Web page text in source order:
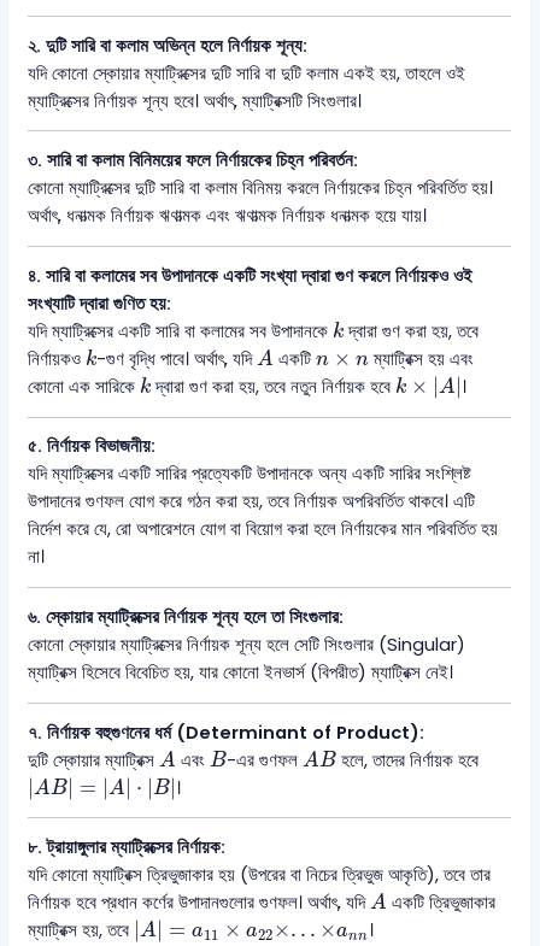
২. দুটি সারি বা কলাম অভিন্ন হলে নির্ণায়ক শূন্য:
যদি কোনো স্কোয়ার ম্যাট্রিক্সের দুটি সারি বা দুটি কলাম একই হয়, তাহলে ওই
ম্যাট্রিক্সের নির্ণায়ক শূন্য হবে। অর্থাৎ, ম্যাট্রিক্সটি সিংগুলার।
৩. সারি বা কলাম বিনিময়ের ফলে নির্ণায়কের চিহ্ন পরিবর্তন:
কোনো ম্যাট্রিক্সের দুটি সারি বা কলাম বিনিময় করলে নির্ণায়কের চিহ্ন পরিবর্তিত হয়।
অর্থাৎ, ধনাত্মক নির্ণায়ক ঋণাত্মক এবং ঋণাত্মক নির্ণায়ক ধনাত্মক হয়ে যায়।
৪. সারি বা কলামের সব উপাদানকে একটি সংখ্যা দ্বারা গুণ করলে নির্ণায়কও ওই
সংখ্যাটি দ্বারা গুণিত হয়:
যদি ম্যাট্রিক্সের একটি সারি বা কলামের সব উপাদানকে k
kদ্বারা গুণ করা হয়, তবে
নির্ণায়কও k
k-গুণ বৃদ্ধি পাবে। অর্থাৎ, যদিA
A একটিn × n
n ×n
ম্যাট্রিক্স হয় এবং
কোনো এক সারিকে k
kদ্বারা গুণ করা হয়, তবে নতুন নির্ণায়ক হবে k × |A|
k×| A | ।
৫. নির্ণায়ক বিভাজনীয়:
যদি ম্যাট্রিক্সের একটি সারির প্রত্যেকটি উপাদানকে অন্য একটি সারির সংশ্লিষ্ট
উপাদানের গুণফল যোগ করে গঠন করা হয়, তবে নির্ণায়ক অপরিবর্তিত থাকবে। এটি
নির্দেশ করে যে, রো অপারেশনে যোগ বা বিয়োগ করা হলে নির্ণায়কের মান পরিবর্তিত হয়
না।
৬. স্কোয়ার ম্যাট্রিক্সের নির্ণায়ক শূন্য হলে তা সিংগুলার:
কোনো স্কোয়ার ম্যাট্রিক্সের নির্ণায়ক শূন্য হলে সেটি সিংগুলার (Singular)
ম্যাট্রিক্স হিসেবে বিবেচিত হয়, যার কোনো ইনভার্স (বিপরীত) ম্যাট্রিক্স নেই।
৭. নির্ণায়ক বহুগুণনের ধর্ম (Determinant of Product):
দুটি স্কোয়ার ম্যাট্রিক্সA
A এবংB
B-এর গুণফলAB
A B হলে, তাদের নির্ণায়ক হবে
|AB| = |A| ⋅ |B|
|A B|= A |⋅ |B | ।
৮. ট্রায়াঙ্গুলার ম্যাট্রিক্সের নির্ণায়ক:
যদি কোনো ম্যাট্রিক্স ত্রিভুজাকার হয় (উপরের বা নিচের ত্রিভুজ আকৃতি), তবে তার
নির্ণায়ক হবে প্রধান কর্ণের উপাদানগুলোর গুণফল। অর্থাৎ, যদিA
A একটি ত্রিভুজাকার
ম্যাট্রিক্স হয়, তবে |A = a11 × a22 ×. . . ×ann
| A | =a 11 a22 ...× nn ।